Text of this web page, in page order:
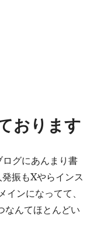
おります
グにあんまり書
振もXやらインス
ンになってて、
んてほとんどい